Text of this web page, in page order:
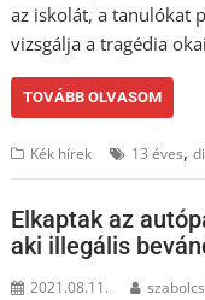
az iskolát, a tanulókat
vizsgálja a tragédia
TOVÁBB OLVASOM
Kék hírek 13 éves,
Elkaptak az
aki illegális
2021.08.11.